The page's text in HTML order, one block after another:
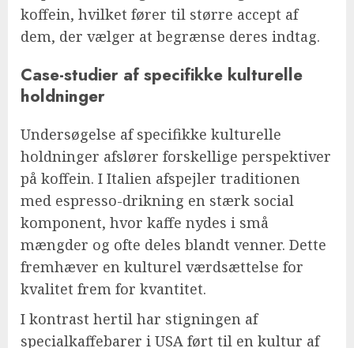
koffein, hvilket fører til større accept af
dem, der vælger at begrænse deres indtag.
Case-studier af specifikke kulturelle
holdninger
Undersøgelse af specifikke kulturelle
holdninger afslører forskellige perspektiver
på koffein. I Italien afspejler traditionen
med espresso-drikning en stærk social
komponent, hvor kaffe nydes i små
mængder og ofte deles blandt venner. Dette
fremhæver en kulturel værdsættelse for
kvalitet frem for kvantitet.
I kontrast hertil har stigningen af
specialkaffebarer i USA ført til en kultur af